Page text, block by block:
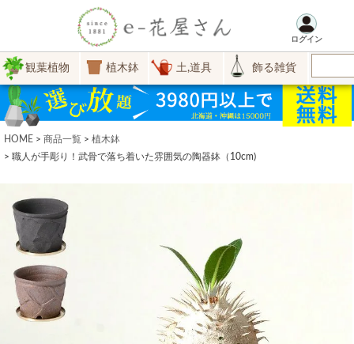
ログイン
観葉植物 植木鉢 土,道具 飾る雑貨
HOME 商品一覧
植木鉢
職人が手彫り！武骨で落ち着いた雰囲気の陶器鉢（10cm)